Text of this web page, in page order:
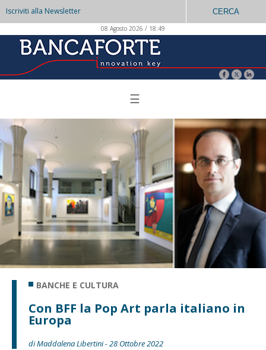
Iscriviti alla Newsletter CERCA
08 Agosto 2026 / 18:49
☰
BANCHE E CULTURA
Con BFF la Pop Art parla italiano in
Europa
di Maddalena Libertini - 28 Ottobre 2022